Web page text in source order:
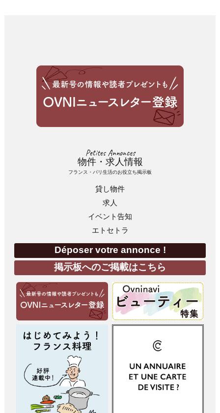
Petites Annonces
物件・求人情報
フランス・パリ生活のお役立ち掲示板
貸し物件
求人
イベント告知
エトセトラ
Déposer votre annonce !
掲示板へのご掲載はこちら